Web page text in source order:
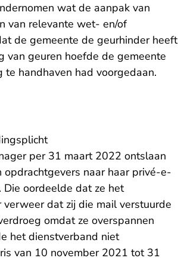
wat de aanpak van
van relevante wet- en/of
de gemeente de geurhinder heeft
geuren hoefde de gemeente
handhaven had voorgedaan.
per 31 maart 2022 ontslaan
naar haar privé-e-
oordeelde dat ze het
dat zij die mail verstuurde
omdat ze overspannen
het dienstverband niet
van 10 november 2021 tot 31